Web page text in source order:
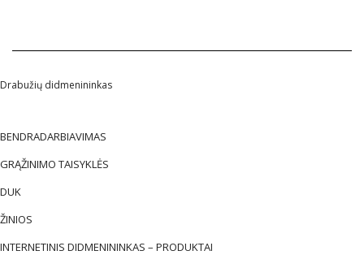
Drabužių didmenininkas
BENDRADARBIAVIMAS
GRĄŽINIMO TAISYKLĖS
DUK
ŽINIOS
INTERNETINIS DIDMENININKAS – PRODUKTAI